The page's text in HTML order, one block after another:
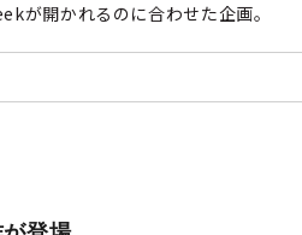
が開かれるのに合わせた企画。